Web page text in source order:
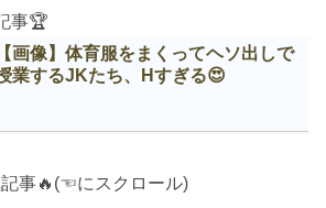
事🏆
【画像】体育服をまくってヘソ出しで
業するJKたち、Нすぎる😍
事🔥(☜にスクロール)